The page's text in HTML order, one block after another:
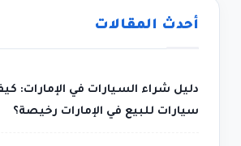
أحدث المقالات
دليل شراء السيارات في الإمارات:
سيارات للبيع في الإمارات رخيصة؟